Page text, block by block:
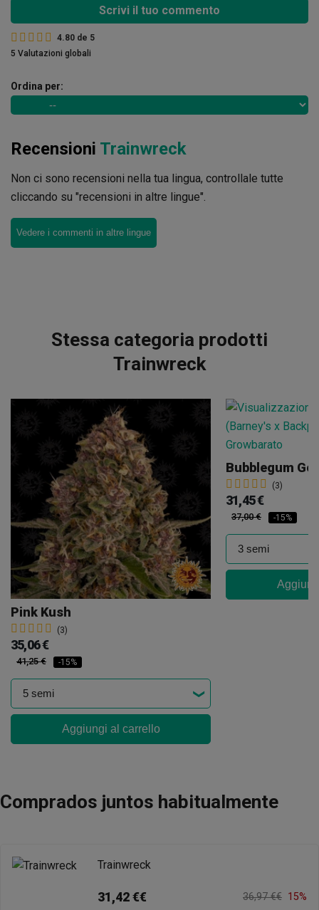
Scrivi il tuo commento
4.80 de 5
5 Valutazioni globali
Ordina per:
Recensioni Trainwreck
Non ci sono recensioni nella tua lingua, controllale tutte
cliccando su "recensioni in altre lingue".
Vedere i commenti in altre lingue
Stessa categoria prodotti
Trainwreck
Pink Kush
(3)
35,06 €
41,25 € -15%
Aggiungi al carrello
(3)
31,45 €
37,00 € -15%
Comprados juntos habitualmente
Trainwreck
31,42 €€ 36,97 €€ 15%